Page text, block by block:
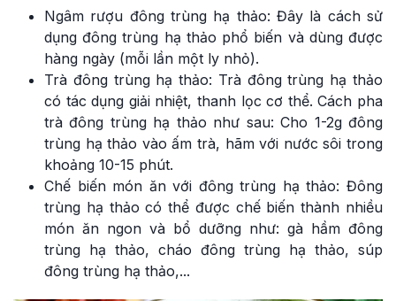
Ngâm rượu đông trùng hạ thảo: Đây là cách sử
dụng đông trùng hạ thảo phổ biến và dùng được
hàng ngày (mỗi lần một ly nhỏ).
Trà đông trùng hạ thảo: Trà đông trùng hạ thảo
có tác dụng giải nhiệt, thanh lọc cơ thể. Cách pha
trà đông trùng hạ thảo như sau: Cho 1-2g đông
trùng hạ thảo vào ấm trà, hãm với nước sôi trong
khoảng 10-15 phút.
Chế biến món ăn với đông trùng hạ thảo: Đông
trùng hạ thảo có thể được chế biến thành nhiều
món ăn ngon và bổ dưỡng như: gà hầm đông
trùng hạ thảo, cháo đông trùng hạ thảo, súp
đông trùng hạ thảo,...